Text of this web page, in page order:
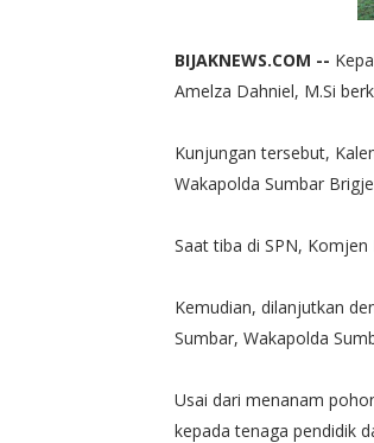
BIJAKNEWS.COM --
Amelza Dahniel, M.Si
Kunjungan tersebut,
Wakapolda Sumbar
Saat tiba di SPN,
Kemudian, dilanjutkan
Sumbar, Wakapolda
Usai dari menanam
kepada tenaga pendidik